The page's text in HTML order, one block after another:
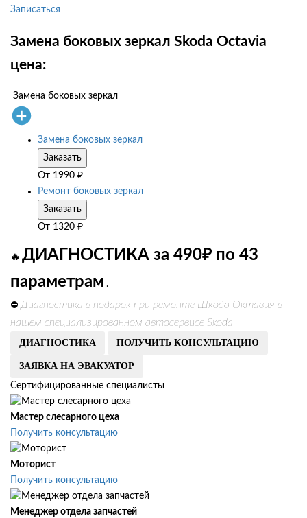
Записаться
Замена боковых зеркал Skoda Octavia
цена:
Замена боковых зеркал
Замена боковых зеркал
Заказать
От 1990 ₽
Ремонт боковых зеркал
Заказать
От 1320 ₽
🔥 ДИАГНОСТИКА за 490₽ по 43
параметрам .
⛔ Диагностика в подарок при ремонте Шкода Октавия в
нашем специализированном автосервисе Skoda
ДИАГНОСТИКА ПОЛУЧИТЬ КОНСУЛЬТАЦИЮ
ЗАЯВКА НА ЭВАКУАТОР
Сертифицированные специалисты
Мастер слесарного цеха
Получить консультацию
Моторист
Получить консультацию
Менеджер отдела запчастей